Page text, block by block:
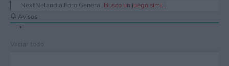
NextNelandia Foro General Busco un juego simi...
Avisos